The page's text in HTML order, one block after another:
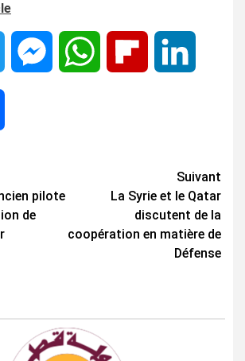
Twitter MessengerWhatsApp Flipboard
pilote
de
Suivant
La Syrie et le Qatar
discutent de la
coopération en matière de
Défense